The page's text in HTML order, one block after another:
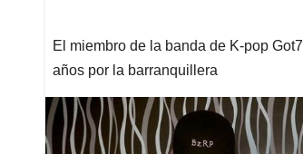
El miembro de la banda de K-pop
años por la barranquillera